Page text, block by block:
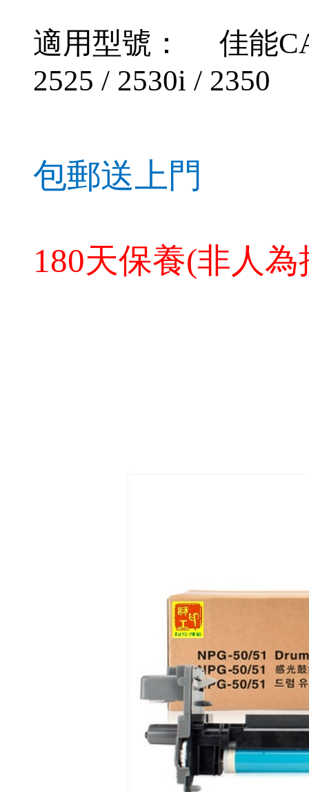
適用型號： 佳能
2525 / 2530i / 2350
包郵送上門
180天保養(非人